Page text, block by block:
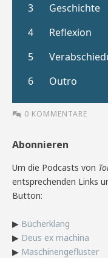
0 KOMMENTARE
Abonnieren
Um die Podcasts von
entsprechenden Links
Button:
▶ Bücherklang
▶ Deus ex machina
▶ Maschinengeflüster